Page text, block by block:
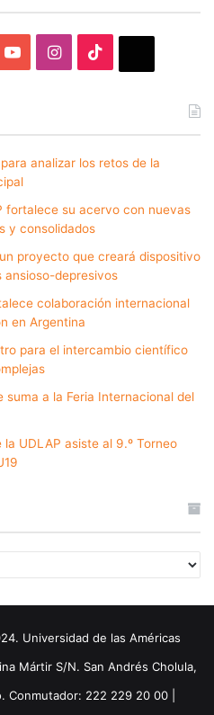
YouTubeInstagram
analizar los retos de la
fortalece su acervo con nuevas
y consolidados
proyecto que creará dispositivo
ansioso-depresivos
colaboración internacional
en Argentina
para el intercambio científico
suma a la Feria Internacional del
UDLAP asiste al 9.º Torneo
Universidad de las Américas
Mártir S/N. San Andrés Cholula,
Conmutador: 222 229 20 00 |